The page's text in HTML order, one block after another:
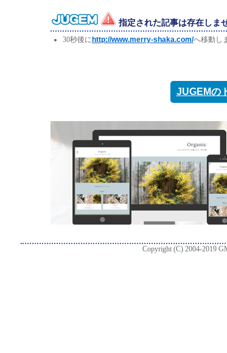
指定された記事は存在しませ
30秒後に http://www.merry-shaka.com/へ移動し
JUGEMの
Copyright (C) 2004-2019